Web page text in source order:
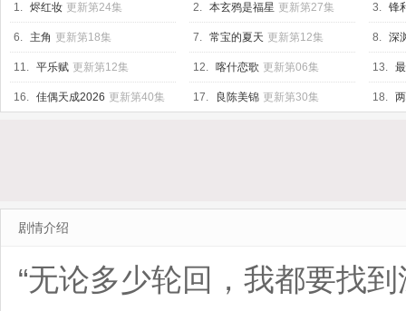
1. 烬红妆 更新第24集 2. 本玄鸦是福星 更新第27集 3. 锋
6. 主角 更新第18集 7. 常宝的夏天 更新第12集 8. 深
11. 平乐赋 更新第12集 12. 喀什恋歌 更新第06集 13.
16. 佳偶天成2026 更新第40集 17. 良陈美锦 更新第30集 18.
剧情介绍
“无论多少轮回，我都要找